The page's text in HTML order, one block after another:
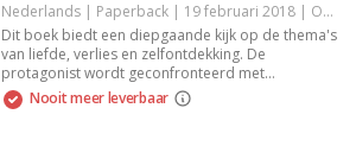
Nederlands | Paperback | 19 februari 2018 | Onbekend | 9789001885496
Dit boek biedt een diepgaande kijk op de thema's
van liefde, verlies en zelfontdekking. De
protagonist wordt geconfronteerd met
uitdagende levensvragen die hen dwingen hun
kijk op de wereld te heroverwegen. Met een
Nooit meer leverbaar